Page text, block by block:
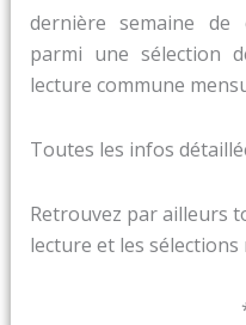
dernière semaine de
parmi une sélection
lecture commune
Toutes les infos
Retrouvez par ailleurs
lecture et les